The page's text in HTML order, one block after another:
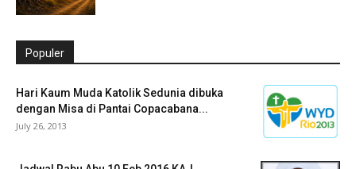
Populer
Hari Kaum Muda Katolik Sedunia dibuka
dengan Misa di Pantai Copacabana...
July 26, 2013